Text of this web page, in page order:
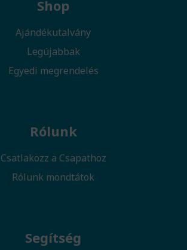
Shop
Ajándékutalvány
Legújabbak
Egyedi megrendelés
Rólunk
Csatlakozz a Csapathoz
Rólunk mondtátok
Segítség